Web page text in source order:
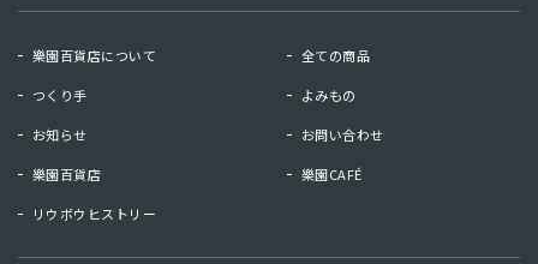
樂園百貨店について 全ての商品
つくり手 よみもの
お知らせ お問い合わせ
樂園百貨店 樂園CAFÉ
リウボウヒストリー